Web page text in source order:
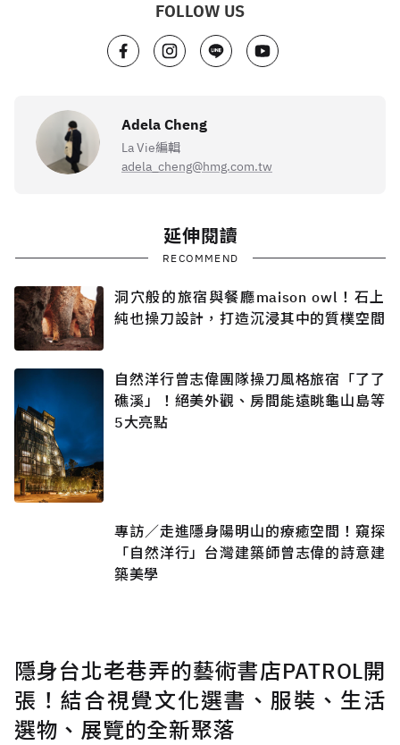
FOLLOW US
Adela Cheng
La Vie編輯
adela_cheng@hmg.com.tw
延伸閱讀
RECOMMEND
洞穴般的旅宿與餐廳maison owl！石上
純也操刀設計，打造沉浸其中的質樸空間
自然洋行曾志偉團隊操刀風格旅宿「了了
礁溪」！絕美外觀、房間能遠眺龜山島等
5大亮點
專訪／走進隱身陽明山的療癒空間！窺探
「自然洋行」台灣建築師曾志偉的詩意建
築美學
隱身台北老巷弄的藝術書店PATROL開
張！結合視覺文化選書、服裝、生活
選物、展覽的全新聚落